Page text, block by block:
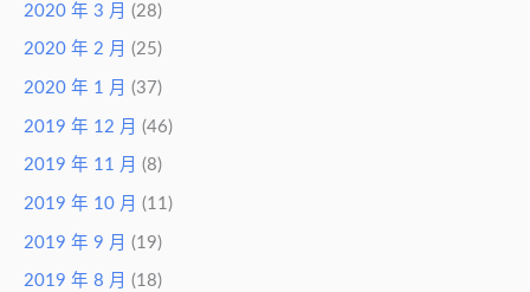
2020 年 3 月 (28)
2020 年 2 月 (25)
2020 年 1 月 (37)
2019 年 12 月 (46)
2019 年 11 月 (8)
2019 年 10 月 (11)
2019 年 9 月 (19)
2019 年 8 月 (18)